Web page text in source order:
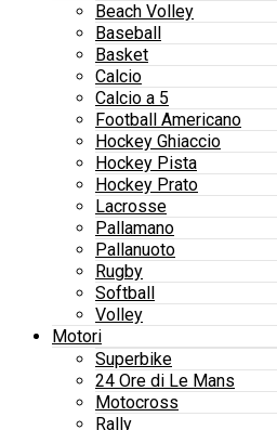
Beach Volley
Baseball
Basket
Calcio
Calcio a 5
Football Americano
Hockey Ghiaccio
Hockey Pista
Hockey Prato
Lacrosse
Pallamano
Pallanuoto
Rugby
Softball
Volley
Motori
Superbike
24 Ore di Le Mans
Motocross
Rally